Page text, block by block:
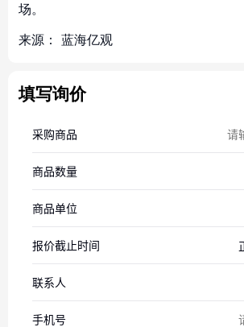
场。
来源： 蓝海亿观
填写询价